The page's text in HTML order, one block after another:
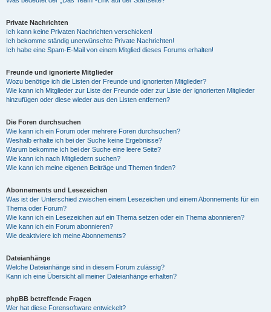
Private Nachrichten
Ich kann keine Privaten Nachrichten verschicken!
Ich bekomme ständig unerwünschte Private Nachrichten!
Ich habe eine Spam-E-Mail von einem Mitglied dieses Forums erhalten!
Freunde und ignorierte Mitglieder
Wozu benötige ich die Listen der Freunde und ignorierten Mitglieder?
Wie kann ich Mitglieder zur Liste der Freunde oder zur Liste der ignorierten Mitglieder
hinzufügen oder diese wieder aus den Listen entfernen?
Die Foren durchsuchen
Wie kann ich ein Forum oder mehrere Foren durchsuchen?
Weshalb erhalte ich bei der Suche keine Ergebnisse?
Warum bekomme ich bei der Suche eine leere Seite?
Wie kann ich nach Mitgliedern suchen?
Wie kann ich meine eigenen Beiträge und Themen finden?
Abonnements und Lesezeichen
Was ist der Unterschied zwischen einem Lesezeichen und einem Abonnements für ein
Thema oder Forum?
Wie kann ich ein Lesezeichen auf ein Thema setzen oder ein Thema abonnieren?
Wie kann ich ein Forum abonnieren?
Wie deaktiviere ich meine Abonnements?
Dateianhänge
Welche Dateianhänge sind in diesem Forum zulässig?
Kann ich eine Übersicht all meiner Dateianhänge erhalten?
phpBB betreffende Fragen
Wer hat diese Forensoftware entwickelt?